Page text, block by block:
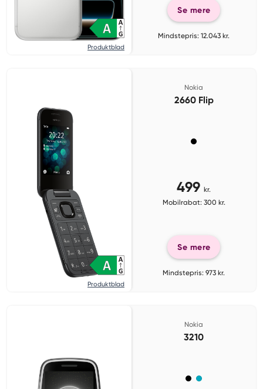
Produktblad
Se mere
Mindstepris: 12.043 kr.
Produktblad
Nokia
2660 Flip
499 kr.
Mobilrabat: 300 kr.
Se mere
Mindstepris: 973 kr.
Nokia
3210